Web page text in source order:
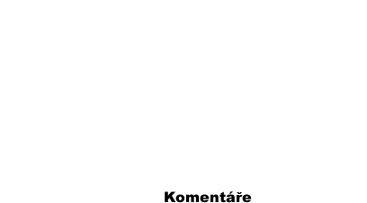
Komentáře